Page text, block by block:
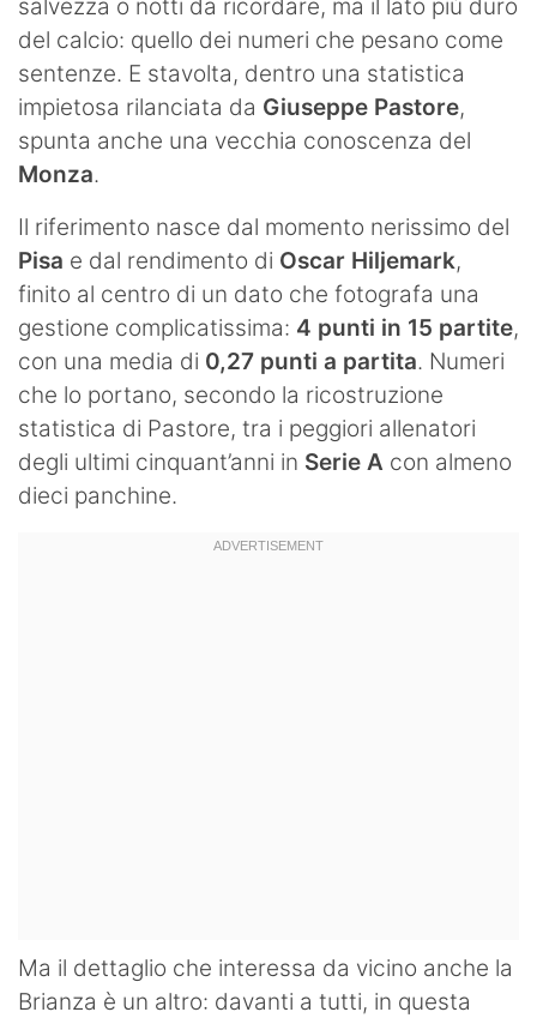
salvezza o notti da ricordare, ma il lato più duro
del calcio: quello dei numeri che pesano come
sentenze. E stavolta, dentro una statistica
impietosa rilanciata da Giuseppe Pastore,
spunta anche una vecchia conoscenza del
Monza.
Il riferimento nasce dal momento nerissimo del
Pisa e dal rendimento di Oscar Hiljemark,
finito al centro di un dato che fotografa una
gestione complicatissima: 4 punti in 15 partite,
con una media di 0,27 punti a partita. Numeri
che lo portano, secondo la ricostruzione
statistica di Pastore, tra i peggiori allenatori
degli ultimi cinquant’anni in Serie A con almeno
dieci panchine.
Ma il dettaglio che interessa da vicino anche la
Brianza è un altro: davanti a tutti, in questa